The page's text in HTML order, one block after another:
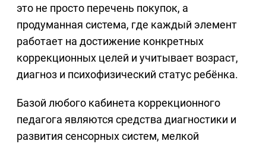
это не просто перечень покупок, а
продуманная система, где каждый элемент
работает на достижение конкретных
коррекционных целей и учитывает возраст,
диагноз и психофизический статус ребёнка.
Базой любого кабинета коррекционного
педагога являются средства диагностики и
развития сенсорных систем, мелкой